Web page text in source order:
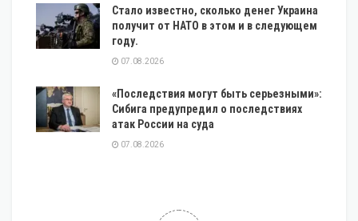
Стало известно, сколько денег Украина
получит от НАТО в этом и в следующем
году.
07.08.2026
«Последствия могут быть серьезными»:
Сибига предупредил о последствиях
атак России на суда
07.08.2026